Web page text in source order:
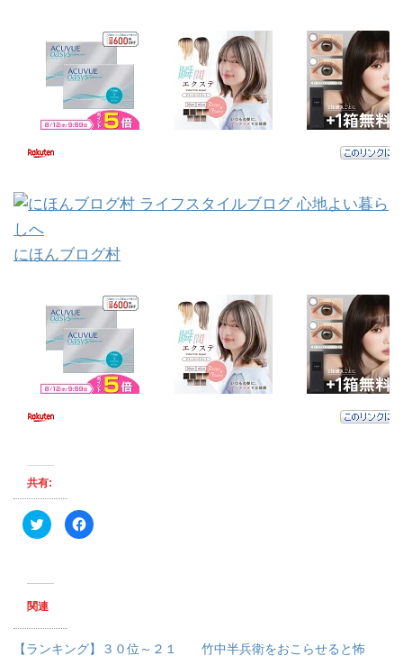
にほんブログ村
共有:
ク
リ
T
i
t
r
F
a
す
る
関連
【ランキング】３０位～２１
竹中半兵衛をおこらせると怖